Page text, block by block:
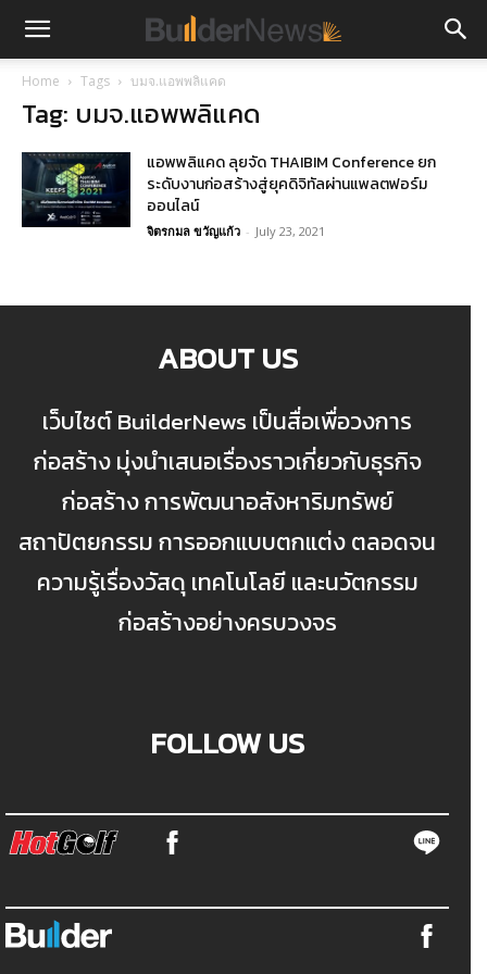
Home Tags บมจ.แอพพลิแคด
Tag: บมจ.แอพพลิแคด
แอพพลิแคด ลุยจัด THAIBIM Conference ยก
ระดับงานก่อสร้างสู่ยุคดิจิทัลผ่านแพลตฟอร์ม
ออนไลน์
จิตรกมล ขวัญแก้ว - July 23, 2021
ABOUT US
เว็บไซต์ BuilderNews เป็นสื่อเพื่อวงการ
ก่อสร้าง มุ่งนำเสนอเรื่องราวเกี่ยวกับธุรกิจ
ก่อสร้าง การพัฒนาอสังหาริมทรัพย์
สถาปัตยกรรม การออกแบบตกแต่ง ตลอดจน
ความรู้เรื่องวัสดุ เทคโนโลยี และนวัตกรรม
ก่อสร้างอย่างครบวงจร
FOLLOW US